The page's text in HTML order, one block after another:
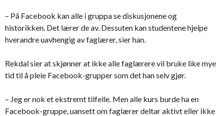
– På Facebook kan alle i gruppa se diskusjonene og
historikken. Det lærer de av. Dessuten kan studentene hjelpe
hverandre uavhengig av faglærer, sier han.
Rekdal sier at skjønner at ikke alle faglærere vil bruke like mye
tid til å pleie Facebook-grupper som det han selv gjør.
– Jeg er nok et ekstremt tilfelle. Men alle kurs burde ha en
Facebook-gruppe, uansett om faglærer deltar aktivt eller ikke